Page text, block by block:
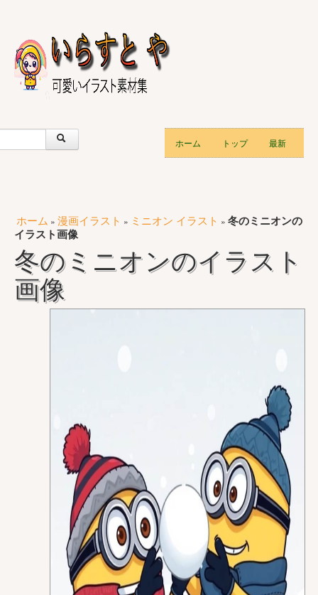
ホーム トップ 最新
ホーム » 漫画イラスト » ミニオン イラスト » 冬のミニオンの
イラスト画像
冬のミニオンのイラスト
画像